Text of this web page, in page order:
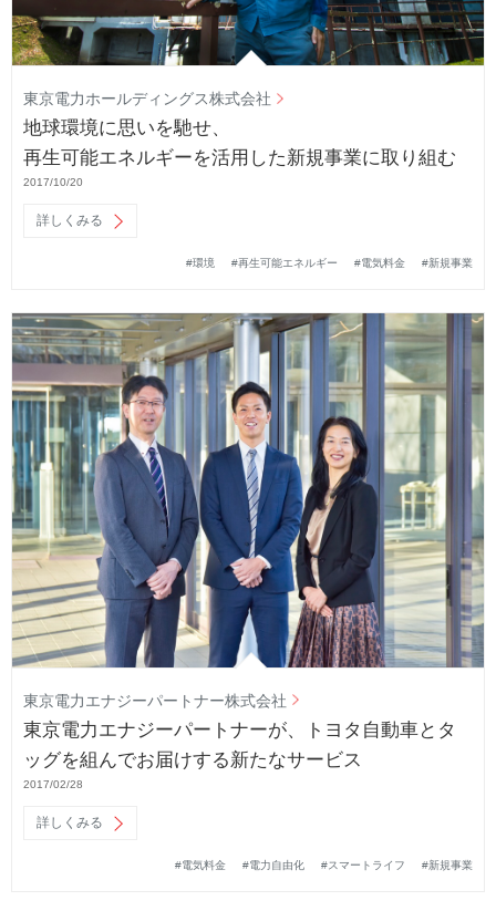
東京電力ホールディングス株式会社
地球環境に思いを馳せ、
再生可能エネルギーを活用した新規事業に取り組む
2017/10/20
詳しくみる
#環境 #再生可能エネルギー #電気料金 #新規事業
東京電力エナジーパートナー株式会社
東京電力エナジーパートナーが、トヨタ自動車とタ
ッグを組んでお届けする新たなサービス
2017/02/28
詳しくみる
#電気料金 #電力自由化 #スマートライフ #新規事業